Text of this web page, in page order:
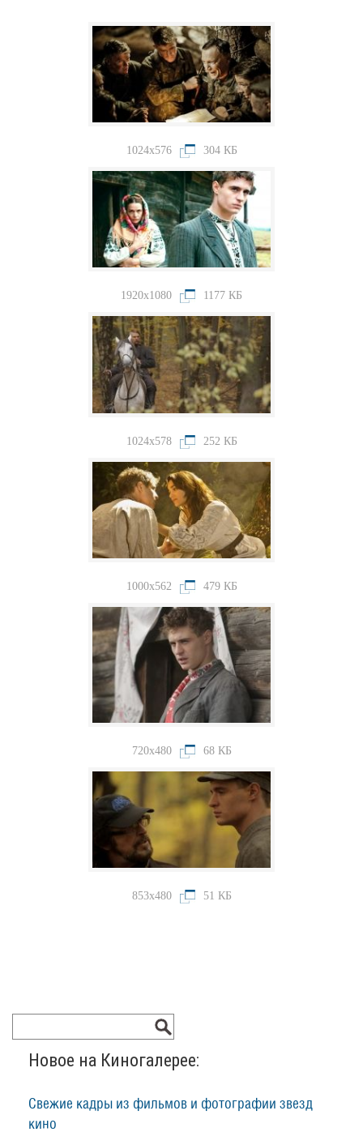
1024x576 304 КБ
1920x1080 1177 КБ
1024x578 252 КБ
1000x562 479 КБ
720x480 68 КБ
853x480 51 КБ
Новое на Киногалерее:
Свежие кадры из фильмов и фотографии звезд
кино